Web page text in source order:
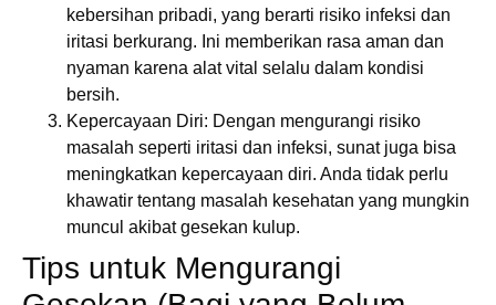
kebersihan pribadi, yang berarti risiko infeksi dan
iritasi berkurang. Ini memberikan rasa aman dan
nyaman karena alat vital selalu dalam kondisi
bersih.
Kepercayaan Diri: Dengan mengurangi risiko
masalah seperti iritasi dan infeksi, sunat juga bisa
meningkatkan kepercayaan diri. Anda tidak perlu
khawatir tentang masalah kesehatan yang mungkin
muncul akibat gesekan kulup.
Tips untuk Mengurangi